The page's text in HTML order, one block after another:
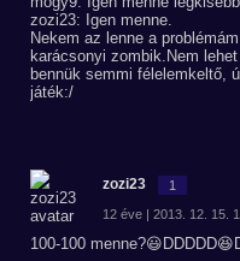
zozi23: Igen menne.
Nekem az lenne a
karácsonyi zombik.Nem
bennük semmi félelemkeltő,
játék:/
zozi23 1
12 éve | 2013. 12. 15.
100-100